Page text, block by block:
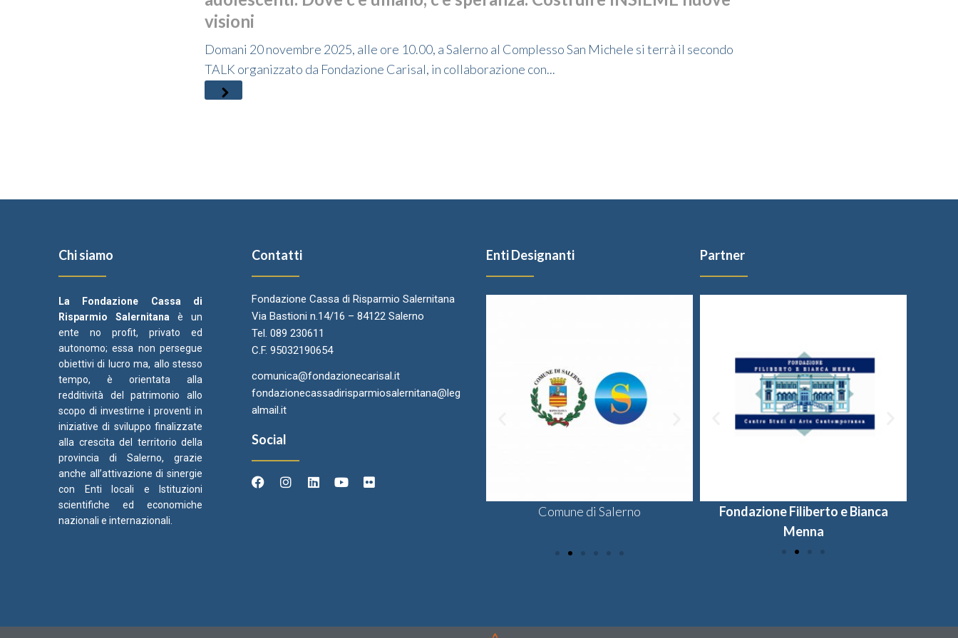
visioni
Domani 20 novembre 2025, alle ore 10.00, a Salerno al Complesso San Michele si terrà il secondo
TALK organizzato da Fondazione Carisal, in collaborazione con...
Chi siamo
La Fondazione Cassa di
Risparmio Salernitana è un
ente no profit, privato ed
autonomo; essa non persegue
obiettivi di lucro ma, allo stesso
tempo, è orientata alla
redditività del patrimonio allo
scopo di investirne i proventi in
iniziative di sviluppo finalizzate
alla crescita del territorio della
provincia di Salerno, grazie
anche all’attivazione di sinergie
con Enti locali e Istituzioni
scientifiche ed economiche
nazionali e internazionali.
Contatti
Fondazione Cassa di Risparmio Salernitana
Via Bastioni n.14/16 – 84122 Salerno
Tel. 089 230611
C.F. 95032190654
comunica@fondazionecarisal.it
fondazionecassadirisparmiosalernitana@leg
almail.it
Social
Enti Designanti
Arcidiocesi di Salerno Campagna
Comune di Salerno Provincia di Salerno
Partner
Sodalis CSV
Fondazione Filiberto e Bianca
Menna